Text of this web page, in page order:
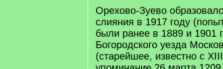
Орехово-Зуево
слияния в 1917 году
были ранее в 1889 и 1901
Богородского уезда
(старейшее, известно с